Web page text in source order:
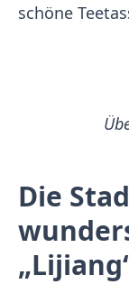
schöne
Die